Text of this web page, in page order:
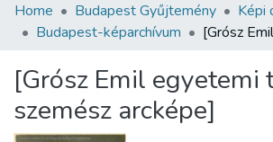
Communities & Collections
Statistics
About us
Home Budapest Gyűjtemény
Képi
Budapest-képarchívum
[Grósz Emil egyetemi
szemész arcképe]